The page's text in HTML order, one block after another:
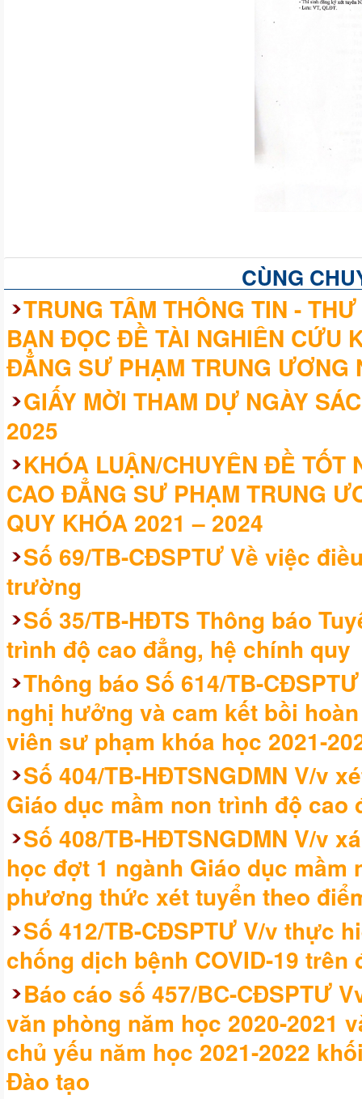
CÙNG
TRUNG TÂM THÔNG TIN -
BẠN ĐỌC ĐỀ TÀI NGHIÊN CỨU
ĐẲNG SƯ PHẠM TRUNG ƯƠNG
GIẤY MỜI THAM DỰ NGÀY
2025
KHÓA LUẬN/CHUYÊN ĐỀ TỐT
CAO ĐẲNG SƯ PHẠM TRUNG
QUY KHÓA 2021 – 2024
Số 69/TB-CĐSPTƯ Về việc
trường
Số 35/TB-HĐTS Thông báo
trình độ cao đẳng, hệ chính quy
Thông báo Số 614/TB-
nghị hưởng và cam kết bồi
viên sư phạm khóa học 2021-
Số 404/TB-HĐTSNGDMN V/v
Giáo dục mầm non trình độ cao
Số 408/TB-HĐTSNGDMN V/v
học đợt 1 ngành Giáo dục
phương thức xét tuyển theo
Số 412/TB-CĐSPTƯ V/v thực
chống dịch bệnh COVID-19
Báo cáo số 457/BC-CĐSPTƯ
văn phòng năm học 2020-2021
chủ yếu năm học 2021-2022
Đào tạo